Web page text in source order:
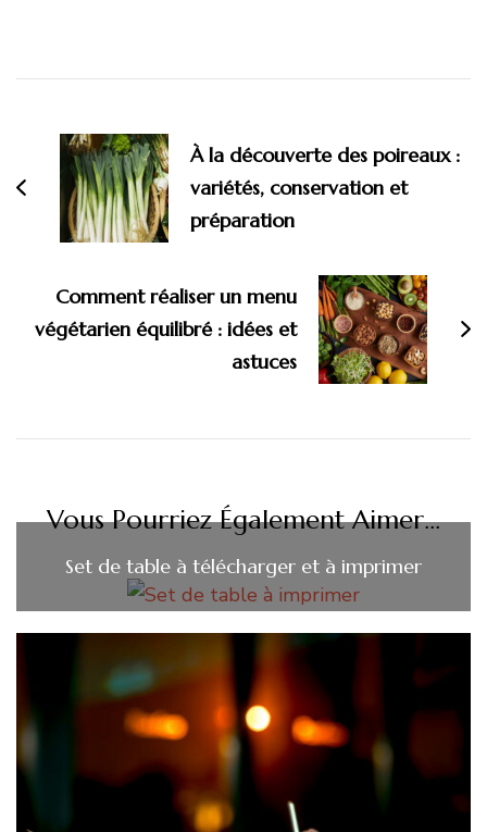
d'article
À la découverte des poireaux :
variétés, conservation et
préparation
Comment réaliser un menu
végétarien équilibré : idées et
astuces
Vous Pourriez Également Aimer...
Set de table à télécharger et à imprimer